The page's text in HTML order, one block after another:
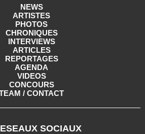
NEWS
ARTISTES
PHOTOS
CHRONIQUES
INTERVIEWS
ARTICLES
REPORTAGES
AGENDA
VIDEOS
CONCOURS
/ CONTACT
SOCIAUX